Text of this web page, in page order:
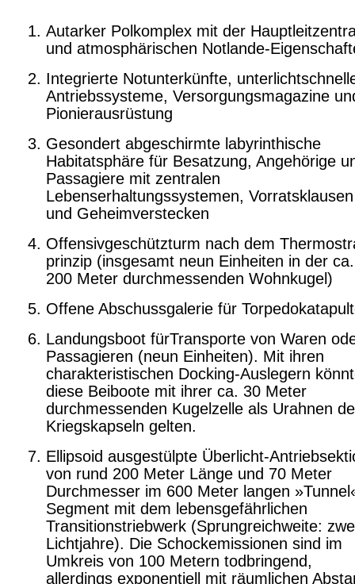
Autarker Polkomplex mit der
und atmosphärischen Notlande-
Integrierte Notunterkünfte,
Antriebssysteme, Versorgungsmagazine
Pionierausrüstung
Gesondert abgeschirmte labyrinthische
Habitatsphäre für Besatzung, Angehörige
Passagiere mit zentralen
Lebenserhaltungssystemen, Vorratsklausen
und Geheimverstecken
Offensivgeschützturm nach dem
prinzip (insgesamt neun Einheiten in der ca.
200 Meter durchmessenden Wohnkugel)
Offene Abschussgalerie für
Landungsboot fürTransporte von Waren
Passagieren (neun Einheiten). Mit ihren
charakteristischen Docking-Auslegern
diese Beiboote mit ihrer ca. 30 Meter
durchmessenden Kugelzelle als Urahnen
Kriegskapseln gelten.
Ellipsoid ausgestülpte Überlicht-
von rund 200 Meter Länge und 70 Meter
Durchmesser im 600 Meter langen
Segment mit dem lebensgefährlichen
Transitionstriebwerk (Sprungreichweite:
Lichtjahre). Die Schockemissionen sind im
Umkreis von 100 Metern todbringend,
allerdings exponentiell mit räumlichen